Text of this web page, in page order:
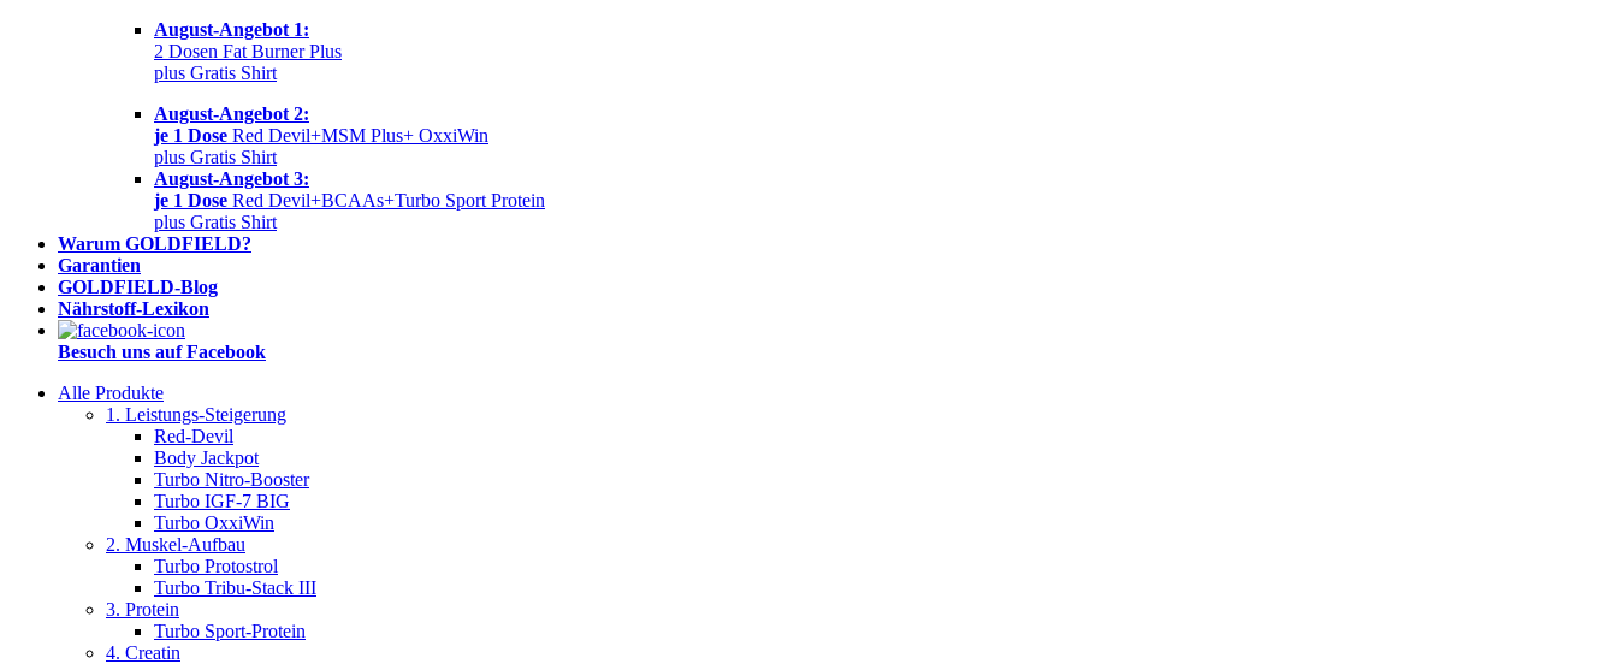
August-Angebot 1:
2 Dosen Fat Burner Plus
plus Gratis Shirt
August-Angebot 2:
je 1 Dose Red Devil+MSM Plus+ OxxiWin
plus Gratis Shirt
August-Angebot 3:
je 1 Dose Red Devil+BCAAs+Turbo Sport Protein
plus Gratis Shirt
Warum GOLDFIELD?
Garantien
GOLDFIELD-Blog
Nährstoff-Lexikon
Besuch uns auf Facebook
Alle Produkte
1. Leistungs-Steigerung
Red-Devil
Body Jackpot
Turbo Nitro-Booster
Turbo IGF-7 BIG
Turbo OxxiWin
2. Muskel-Aufbau
Turbo Protostrol
Turbo Tribu-Stack III
3. Protein
Turbo Sport-Protein
4. Creatin